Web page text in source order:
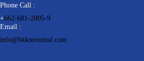
Phone Call :
+662-681-2005-9
Email :
info@bkkterminal.com